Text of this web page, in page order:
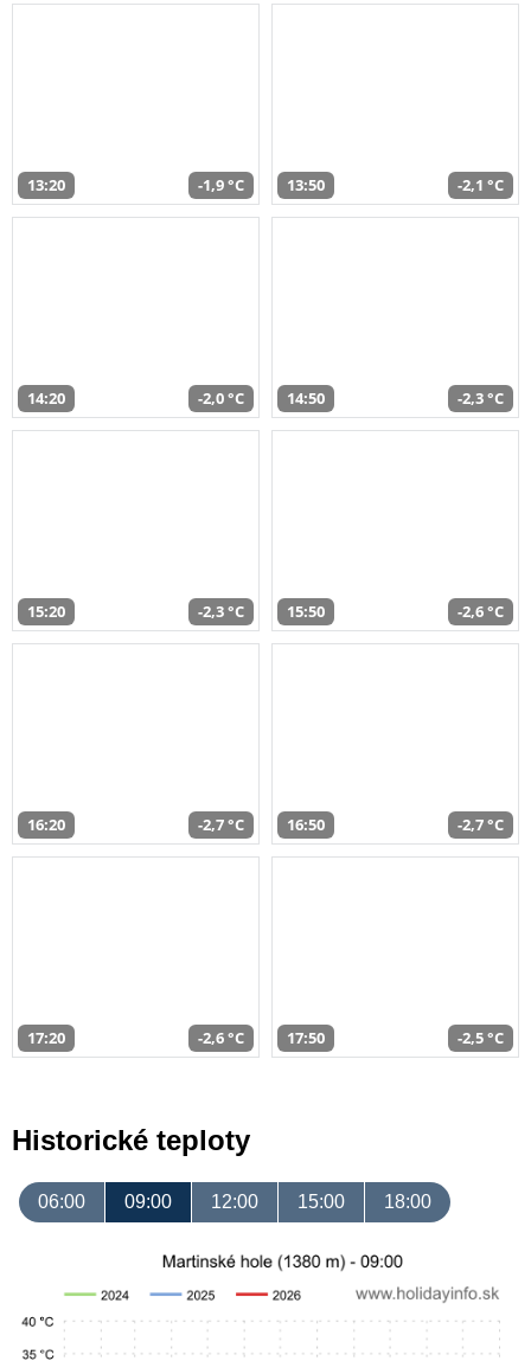
13:20 -1,9 °C 13:50 -2,1 °C
14:20 -2,0 °C 14:50 -2,3 °C
15:20 -2,3 °C 15:50 -2,6 °C
16:20 -2,7 °C 16:50 -2,7 °C
17:20 -2,6 °C 17:50 -2,5 °C
Historické teploty
06:00 09:00 12:00 15:00 18:00